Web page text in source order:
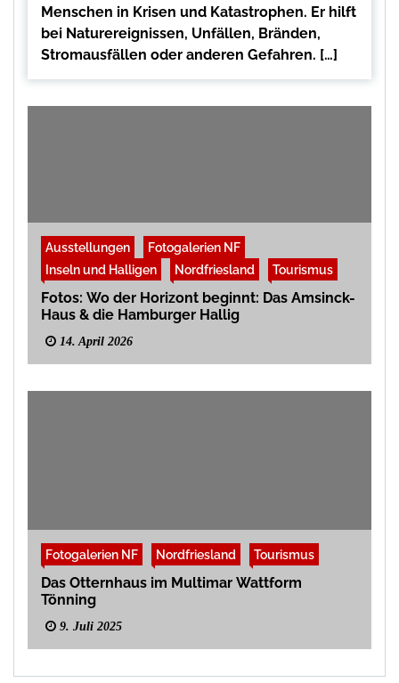
Menschen in Krisen und Katastrophen. Er hilft
bei Naturereignissen, Unfällen, Bränden,
Stromausfällen oder anderen Gefahren. […]
Ausstellungen
Fotogalerien NF
Inseln und Halligen
Nordfriesland Tourismus
Fotos: Wo der Horizont beginnt: Das Amsinck-
Haus & die Hamburger Hallig
14. April 2026
Fotogalerien NF Nordfriesland Tourismus
Das Otternhaus im Multimar Wattform
Tönning
9. Juli 2025